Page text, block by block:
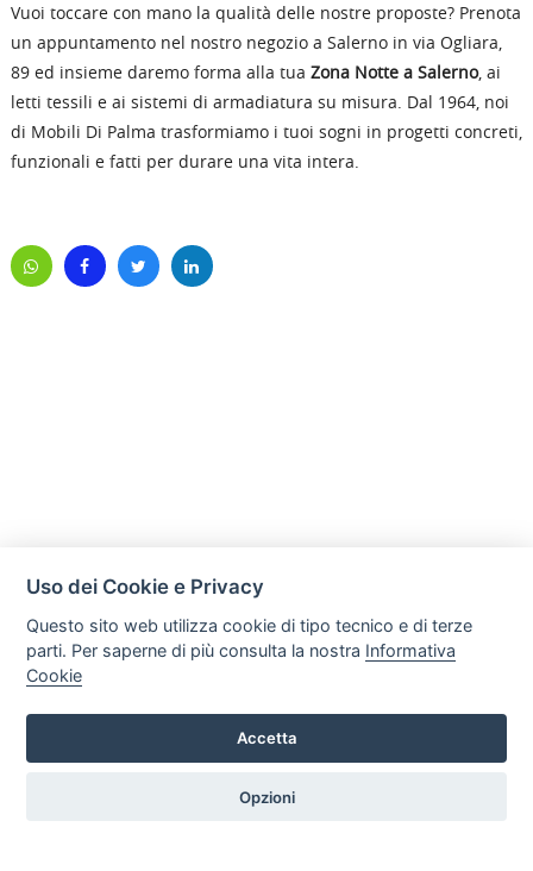
Vuoi toccare con mano la qualità delle nostre proposte? Prenota
un appuntamento nel nostro negozio a Salerno in via Ogliara,
89 ed insieme daremo forma alla tua Zona Notte a Salerno, ai
letti tessili e ai sistemi di armadiatura su misura. Dal 1964, noi
di Mobili Di Palma trasformiamo i tuoi sogni in progetti concreti,
funzionali e fatti per durare una vita intera.
Mobili Di Palma
Via di Ogliara 89, 84135, Salerno
Tel. +39 089281193 / +39 3358372617 Email:
Uso dei Cookie e Privacy
Questo sito web utilizza cookie di tipo tecnico e di terze
parti. Per saperne di più consulta la nostra Informativa
Cookie
Accetta
Opzioni